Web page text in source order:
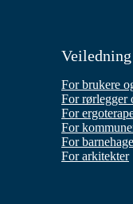
Veiledning
For brukere
For rørlegger
For
For
For
For arkitekter